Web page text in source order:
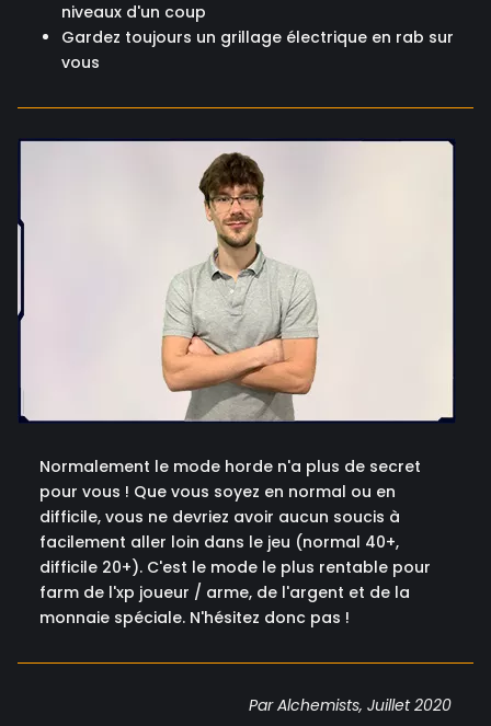
niveaux d'un coup
Gardez toujours un grillage électrique en rab sur
vous
Normalement le mode horde n'a plus de secret
pour vous ! Que vous soyez en normal ou en
difficile, vous ne devriez avoir aucun soucis à
facilement aller loin dans le jeu (normal 40+,
difficile 20+). C'est le mode le plus rentable pour
farm de l'xp joueur / arme, de l'argent et de la
monnaie spéciale. N'hésitez donc pas !
Par Alchemists, Juillet 2020